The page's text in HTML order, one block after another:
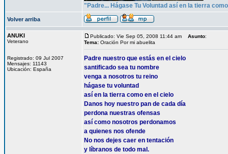
"Padre... Hágase Tu Voluntad así en la tierra
Volver arriba
ANUKI
Veterano
Registrado: 09 Jul 2007
Mensajes: 11143
Ubicación: España
Publicado: Vie Sep 05, 2008 11:44 am Asunto:
Tema: Oración Por mi abuelita
Padre nuestro que estás en el cielo
santificado sea tu nombre
venga a nosotros tu reino
hágase tu voluntad
así en la tierra como en el cielo
Danos hoy nuestro pan de cada día
perdona nuestras ofensas
así como nosotros perdonamos
a quienes nos ofende
No nos dejes caer en tentación
y líbranos de todo mal.